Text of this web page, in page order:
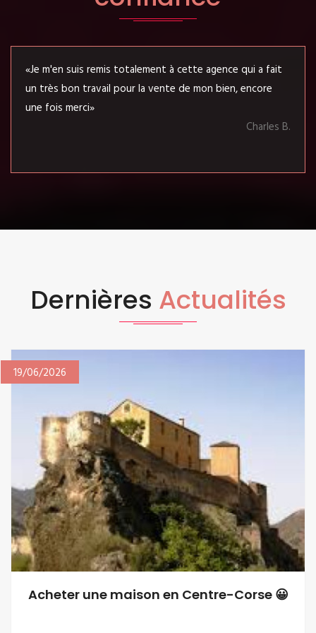
«Je m'en suis remis totalement à cette agence qui a fait
un très bon travail pour la vente de mon bien, encore
une fois merci»
Charles B.
Dernières Actualités
19/06/2026
Acheter une maison en Centre-Corse 😀